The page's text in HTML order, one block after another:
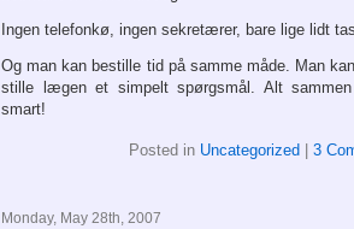
Ingen telefonkø, ingen sekretærer, bare lige lidt
Og man kan bestille tid på samme måde. Man
stille lægen et simpelt spørgsmål. Alt
smart!
Posted in Uncategorized 3
Monday, May 28th, 2007